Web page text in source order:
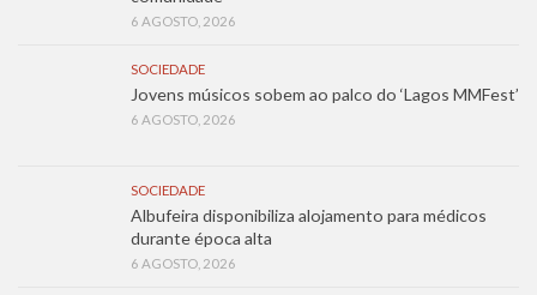
6 AGOSTO, 2026
SOCIEDADE
Jovens músicos sobem ao palco do ‘Lagos MMFest’
6 AGOSTO, 2026
SOCIEDADE
Albufeira disponibiliza alojamento para médicos
durante época alta
6 AGOSTO, 2026